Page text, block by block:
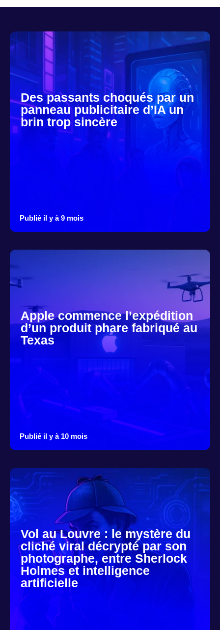
Des passants choqués par un
panneau publicitaire d’IA un
brin trop sincère
Publié il y à 9 mois
Apple commence l’expédition
d’un produit phare fabriqué au
Texas
Publié il y à 10 mois
Vol au Louvre : le mystère du
cliché viral décrypté par son
photographe, entre Sherlock
Holmes et intelligence
artificielle